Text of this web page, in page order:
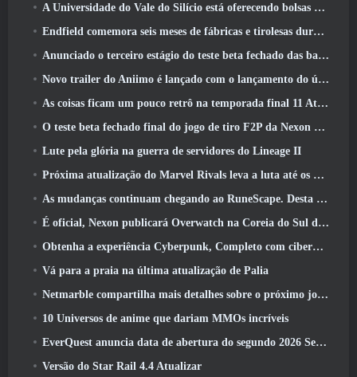
A Universidade do Vale do Silício está oferecendo bolsas de estudo para jogos e alguns dos requisitos são interessantes
Endfield comemora seis meses de fábricas e tirolesas durante sua próxima atualização
Anunciado o terceiro estágio do teste beta fechado das batalhas de infantaria do War Thunder
Novo trailer do Aniimo é lançado com o lançamento do último teste beta fechado
As coisas ficam um pouco retrô na temporada final 11 Atualizar
O teste beta fechado final do jogo de tiro F2P da Nexon Sudden Attack Zero Point começou hoje
Lute pela glória na guerra de servidores do Lineage II
Próxima atualização do Marvel Rivals leva a luta até os deuses
As mudanças continuam chegando ao RuneScape. Desta vez é a habitação do jogador
É oficial, Nexon publicará Overwatch na Coreia do Sul daqui para frente
Obtenha a experiência Cyberpunk, Completo com ciberpsicose, No próximo evento de crossover do Apex Legends
Vá para a praia na última atualização de Palia
Netmarble compartilha mais detalhes sobre o próximo jogo de nivelamento solo, Nivelamento Solo: KARMA na Anime Expo
10 Universos de anime que dariam MMOs incríveis
EverQuest anuncia data de abertura do segundo 2026 Servidor de expansão bloqueado por tempo
Versão do Star Rail 4.4 Atualizar